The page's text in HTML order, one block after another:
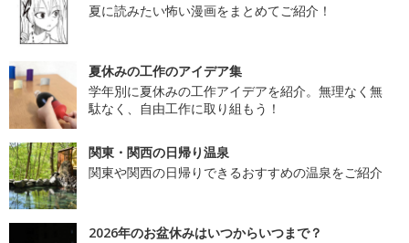
夏に読みたい怖い漫画をまとめてご紹介！
夏休みの工作のアイデア集
学年別に夏休みの工作アイデアを紹介。無理なく無
駄なく、自由工作に取り組もう！
関東・関西の日帰り温泉
関東や関西の日帰りできるおすすめの温泉をご紹介
2026年のお盆休みはいつからいつまで？